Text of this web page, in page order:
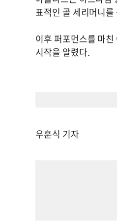
표적인 골 세리머니
이후 퍼포먼스를 마
시작을 알렸다.
우훈식 기자